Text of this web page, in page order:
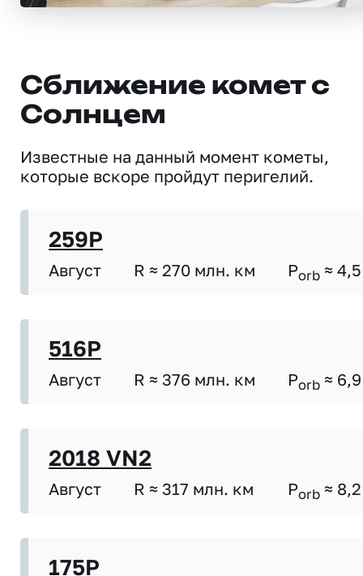
Сближение комет с
Солнцем
Известные на данный момент кометы,
которые вскоре пройдут перигелий.
259P
Август R ≈ 270 млн. км Porb ≈ 4,5
516P
Август R ≈ 376 млн. км Porb ≈ 6,9
2018 VN2
Август R ≈ 317 млн. км Porb ≈ 8,2
175P